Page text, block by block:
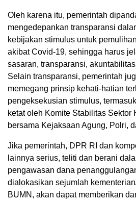
Oleh karena itu, pemerintah
mengedepankan transparansi
kebijakan stimulus untuk
akibat Covid-19, sehingga harus
sasaran, transparansi,
Selain transparansi, pemerintah
memegang prinsip kehati-hatian
pengeksekusian stimulus,
ketat oleh Komite Stabilitas Sektor
bersama Kejaksaan Agung, Polri,
Jika pemerintah, DPR RI dan
lainnya serius, teliti dan berani
pengawasan dana
dialokasikan sejumlah
BUMN, akan dapat memberikan